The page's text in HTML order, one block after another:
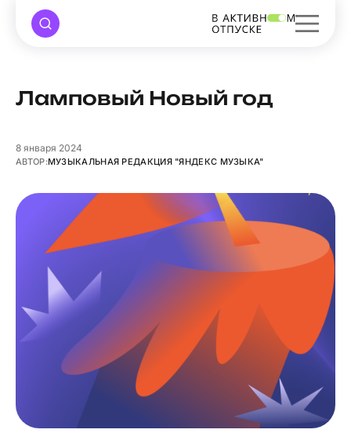
Ламповый Новый год
8 января 2024
АВТОР:МУЗЫКАЛЬНАЯ РЕДАКЦИЯ "ЯНДЕКС МУЗЫКА"